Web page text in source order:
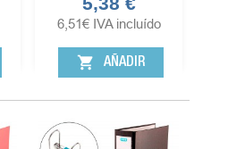
Precio
6,51€ IVA incluído
shopping_cart AÑADIR